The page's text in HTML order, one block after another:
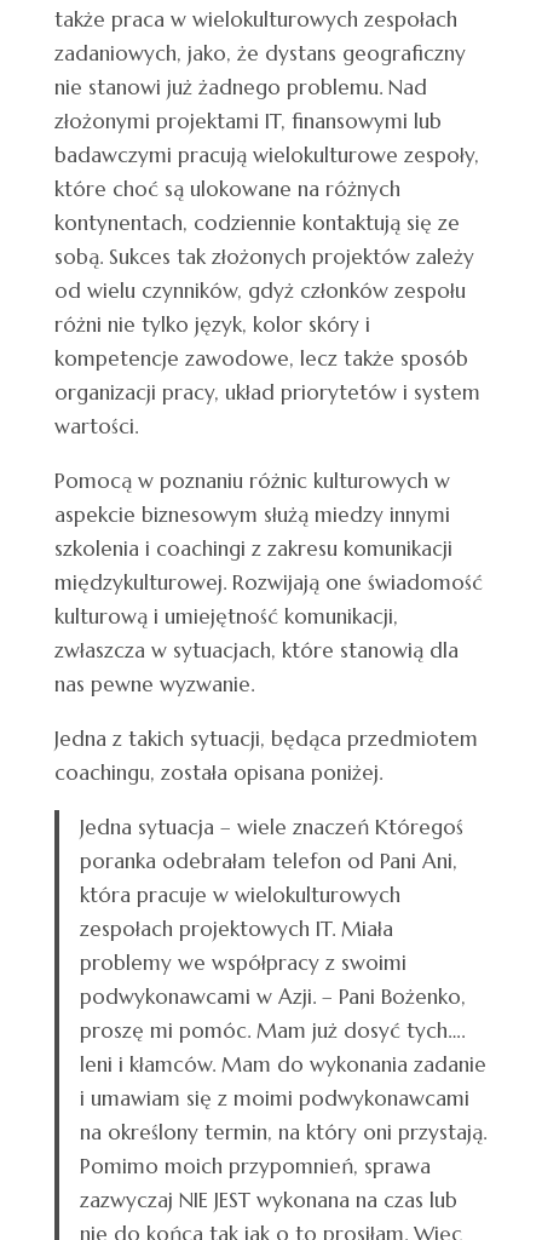
także praca w wielokulturowych zespołach
zadaniowych, jako, że dystans geograficzny
nie stanowi już żadnego problemu. Nad
złożonymi projektami IT, finansowymi lub
badawczymi pracują wielokulturowe zespoły,
które choć są ulokowane na różnych
kontynentach, codziennie kontaktują się ze
sobą. Sukces tak złożonych projektów zależy
od wielu czynników, gdyż członków zespołu
różni nie tylko język, kolor skóry i
kompetencje zawodowe, lecz także sposób
organizacji pracy, układ priorytetów i system
wartości.
Pomocą w poznaniu różnic kulturowych w
aspekcie biznesowym służą miedzy innymi
szkolenia i coachingi z zakresu komunikacji
międzykulturowej. Rozwijają one świadomość
kulturową i umiejętność komunikacji,
zwłaszcza w sytuacjach, które stanowią dla
nas pewne wyzwanie.
Jedna z takich sytuacji, będąca przedmiotem
coachingu, została opisana poniżej.
Jedna sytuacja – wiele znaczeń Któregoś
poranka odebrałam telefon od Pani Ani,
która pracuje w wielokulturowych
zespołach projektowych IT. Miała
problemy we współpracy z swoimi
podwykonawcami w Azji. – Pani Bożenko,
proszę mi pomóc. Mam już dosyć tych….
leni i kłamców. Mam do wykonania zadanie
i umawiam się z moimi podwykonawcami
na określony termin, na który oni przystają.
Pomimo moich przypomnień, sprawa
zazwyczaj NIE JEST wykonana na czas lub
nie do końca tak jak o to prosiłam. Więc